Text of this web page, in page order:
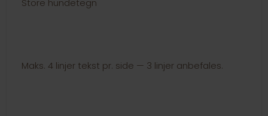
Maks. 4 linjer tekst pr. side — 3 linjer anbefales.